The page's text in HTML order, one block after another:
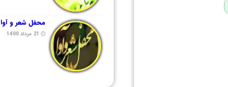
محفل شعر و آوا
21 مرداد 1400